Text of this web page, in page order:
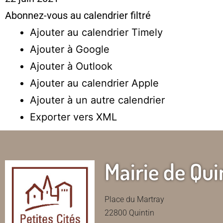
Abonnez-vous au calendrier filtré
Ajouter au calendrier Timely
Ajouter à Google
Ajouter à Outlook
Ajouter au calendrier Apple
Ajouter à un autre calendrier
Exporter vers XML
Mairie de
Place du Martray
22800 Quintin